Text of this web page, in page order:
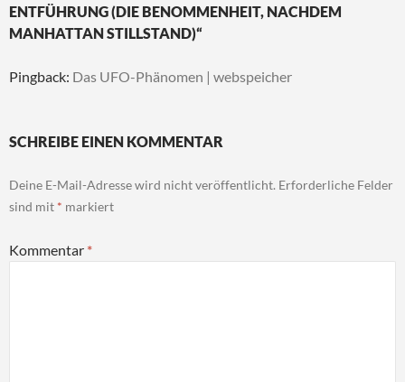
ENTFÜHRUNG (DIE BENOMMENHEIT, NACHDEM
MANHATTAN STILLSTAND)“
Pingback: Das UFO-Phänomen | webspeicher
SCHREIBE EINEN KOMMENTAR
Deine E-Mail-Adresse wird nicht veröffentlicht. Erforderliche Felder
sind mit * markiert
Kommentar *